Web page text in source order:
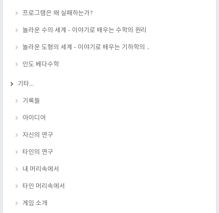
프로그램은 왜 실패하는가?
놀라운 수의 세계 - 이야기로 배우는 수학의 원리
놀라운 도형의 세계 - 이야기로 배우는 기하학의 ..
인도 베다수학
기타...
기록들
아이디어
자신의 연구
타인의 연구
내 머리속에서
타인 머리속에서
게임 소개